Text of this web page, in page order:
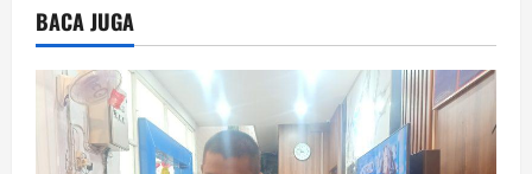
BACA JUGA